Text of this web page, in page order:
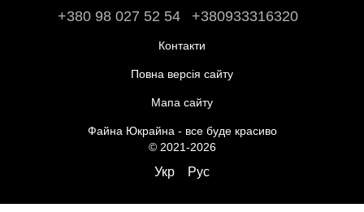
+380 98 027 52 54 +380933316320
Контакти
Повна версія сайту
Мапа сайту
Файна Юкрайна - все буде красиво
© 2021-2026
Укр Рус